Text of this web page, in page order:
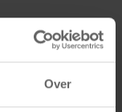
Over